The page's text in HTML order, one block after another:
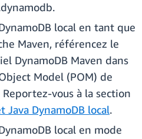
local en tant que
Maven, référencez le
DynamoDB Maven dans
Model (POM) de
vous à la section
Java DynamoDB local.
local en mode